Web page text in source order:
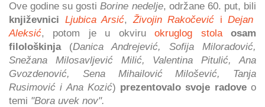
Ove godine su gostiBorine nedelje, održane 60. put, bili
književnici
Ljubica Arsić, Živojin Rakočević iDejan
Aleksić, potom je u okviruokruglog stolaosam
filološkinja(Danica Andrejević, Sofija Miloradović,
Snežana Milosavljević Milić, Valentina Pitulić, Ana
Gvozdenović, Sena Mihailović Milošević, Tanja
Rusimović i Ana Kozić) prezentovalo svoje radoveo
temi "Bora uvek nov".